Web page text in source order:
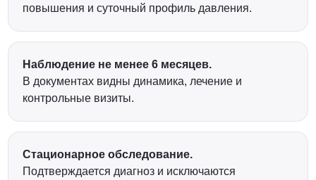
повышения и суточный профиль давления.
Наблюдение не менее 6 месяцев.
В документах видны динамика, лечение и
контрольные визиты.
Стационарное обследование.
Подтверждается диагноз и исключаются